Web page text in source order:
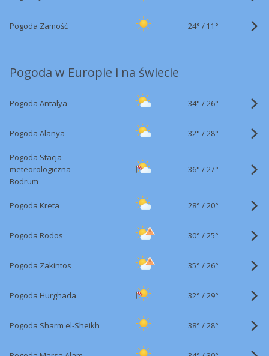
Pogoda Zamość 24° / 11°
Pogoda w Europie i na świecie
Pogoda Antalya 34° /26°
Pogoda Alanya 32° /28°
Pogoda Stacja
meteorologiczna
Bodrum
36° /27°
Pogoda Kreta 28° /20°
Pogoda Rodos 30° /25°
Pogoda Zakintos 35° /26°
Pogoda Hurghada 32° /29°
Pogoda Sharm el-Sheikh 38° /28°